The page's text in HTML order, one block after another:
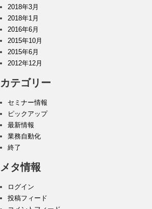
2018年3月
2018年1月
2016年6月
2015年10月
2015年6月
2012年12月
カテゴリー
セミナー情報
ピックアップ
最新情報
業務自動化
終了
メタ情報
ログイン
投稿フィード